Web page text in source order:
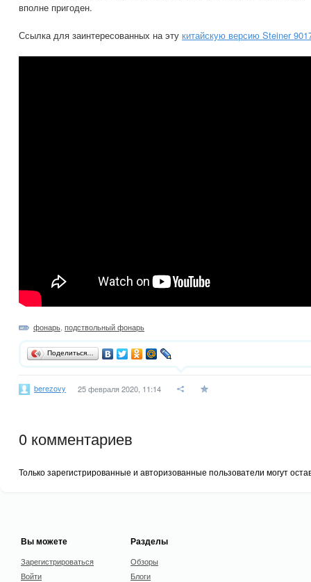
вполне пригоден.
Ссылка для заинтересованных на эту китайскую версию Steiner
фонарь подствольный фонарь
Поделиться…
berezovy 25 февраля 2020, 11:14
0 комментариев
Только зарегистрированные и авторизованные пользователи могут
Вы можете
Зарегистрироваться
Войти
Разделы
Обзоры
Блоги